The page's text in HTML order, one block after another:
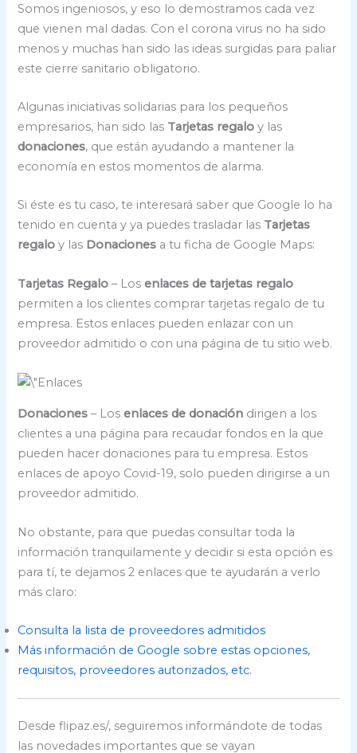
Somos ingeniosos, y eso lo demostramos cada vez
que vienen mal dadas. Con el corona virus no ha sido
menos y muchas han sido las ideas surgidas para paliar
este cierre sanitario obligatorio.
Algunas iniciativas solidarias para los pequeños
empresarios, han sido las Tarjetas regalo y las
donaciones, que están ayudando a mantener la
economía en estos momentos de alarma.
Si éste es tu caso, te interesará saber que Google lo ha
tenido en cuenta y ya puedes trasladar las Tarjetas
regalo y las Donaciones a tu ficha de Google Maps:
Tarjetas Regalo – Losenlaces de tarjetas regalo
permiten a los clientes comprar tarjetas regalo de tu
empresa. Estos enlaces pueden enlazar con un
proveedor admitido o con una página de tu sitio web.
Donaciones – Losenlaces de donación dirigen a los
clientes a una página para recaudar fondos en la que
pueden hacer donaciones para tu empresa. Estos
enlaces de apoyo Covid-19, solo pueden dirigirse a un
proveedor admitido.
No obstante, para que puedas consultar toda la
información tranquilamente y decidir si esta opción es
para tí, te dejamos 2 enlaces que te ayudarán a verlo
más claro:
Consulta la lista de proveedores admitidos
Más información de Google sobre estas opciones,
requisitos, proveedores autorizados, etc.
Desde flipaz.es/, seguiremos informándote de todas
las novedades importantes que se vayan